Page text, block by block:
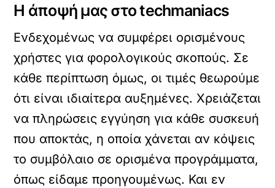
Η άποψή μας στο techmaniacs
Ενδεχομένως να συμφέρει ορισμένους
χρήστες για φορολογικούς σκοπούς. Σε
κάθε περίπτωση όμως, οι τιμές θεωρούμε
ότι είναι ιδιαίτερα αυξημένες. Χρειάζεται
να πληρώσεις εγγύηση για κάθε συσκευή
που αποκτάς, η οποία χάνεται αν κόψεις
το συμβόλαιο σε ορισμένα προγράμματα,
όπως είδαμε προηγουμένως. Και εν